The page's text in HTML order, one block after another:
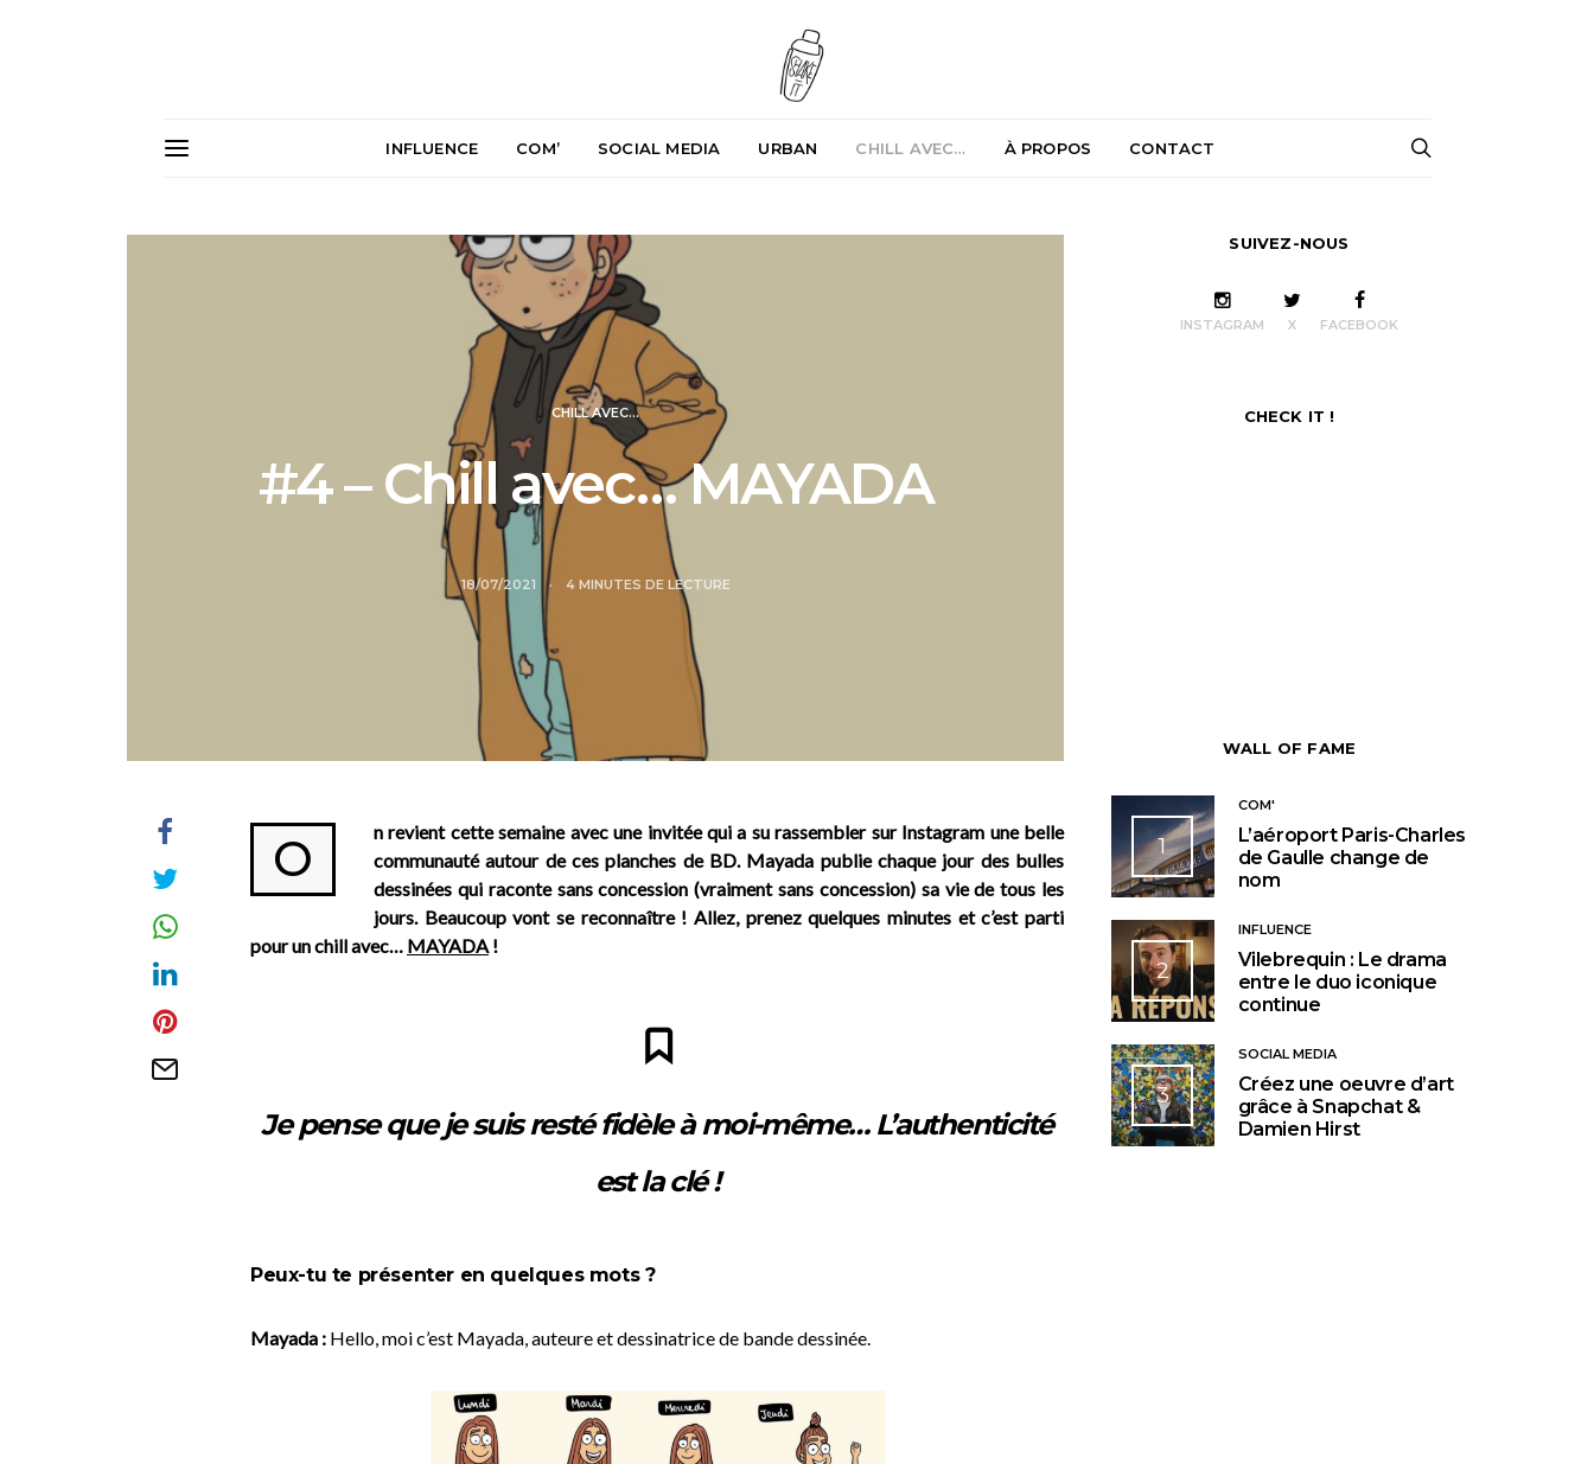
INFLUENCE COM’ SOCIAL MEDIA URBAN CHILL AVEC… À PROPOS CONTACT
CHILL AVEC...
#4 – Chill avec… MAYADA
18/07/2021 4 MINUTES DE LECTURE
O
n revient cette semaine avec une invitée qui a su rassembler sur Instagram une belle
communauté autour de ces planches de BD. Mayada publie chaque jour des bulles
dessinées qui raconte sans concession (vraiment sans concession) sa vie de tous les
jours. Beaucoup vont se reconnaître ! Allez, prenez quelques minutes et c’est parti
pour un chill avec… MAYADA !
Je pense que je suis resté fidèle à moi-même… L’authenticité
est la clé !
Peux-tu te présenter en quelques mots ?
Mayada : Hello, moi c’est Mayada, auteure et dessinatrice de bande dessinée.
SUIVEZ-NOUS
INSTAGRAM X FACEBOOK
CHECK IT !
WALL OF FAME
1
COM'
L’aéroport Paris-Charles
de Gaulle change de
nom
2
INFLUENCE
Vilebrequin : Le drama
entre le duo iconique
continue
3
SOCIAL MEDIA
Créez une oeuvre d’art
grâce à Snapchat &
Damien Hirst